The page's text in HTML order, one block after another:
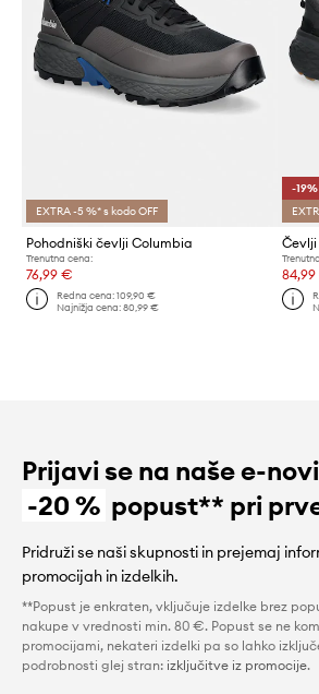
EXTRA -5 %* s kodo OFF
Pohodniški čevlji Columbia
Trenutna cena:
76,99 €
Redna cena:109,90 €
Najnižja cena:80,99 €
-19%
Prijavi se na naše e-
-20 % popust** pri
Pridruži se naši skupnosti in prejemaj
promocijah in izdelkih.
**Popust je enkraten, vključuje izdelke brez
nakupe v vrednosti min. 80 €. Popust se ne
promocijami, nekateri izdelki pa so lahko
podrobnosti glej stran: izključitve iz promocije.